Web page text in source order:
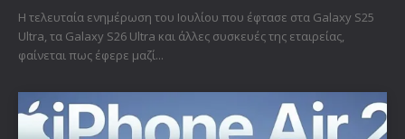
Η τελευταία ενημέρωση του Ιουλίου που έφτασε στα Galaxy S25
Ultra, τα Galaxy S26 Ultra και άλλες συσκευές της εταιρείας,
φαίνεται πως έφερε μαζί...